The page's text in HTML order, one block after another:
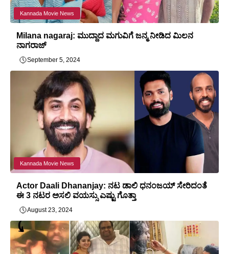
Kannada Movie News
Milana nagaraj: ಮುದ್ದಾದ ಮಗುವಿಗೆ ಜನ್ಮ ನೀಡಿದ ಮಿಲನ
ನಾಗರಾಜ್
September 5, 2024
Kannada Movie News
Actor Daali Dhananjay: ನಟ ಡಾಲಿ ಧನಂಜಯ್ ಸೇರಿದಂತೆ
ಈ 3 ನಟರ ಅಸಲಿ ವಯಸ್ಸು ಎಷ್ಟು ಗೊತ್ತಾ
August 23, 2024